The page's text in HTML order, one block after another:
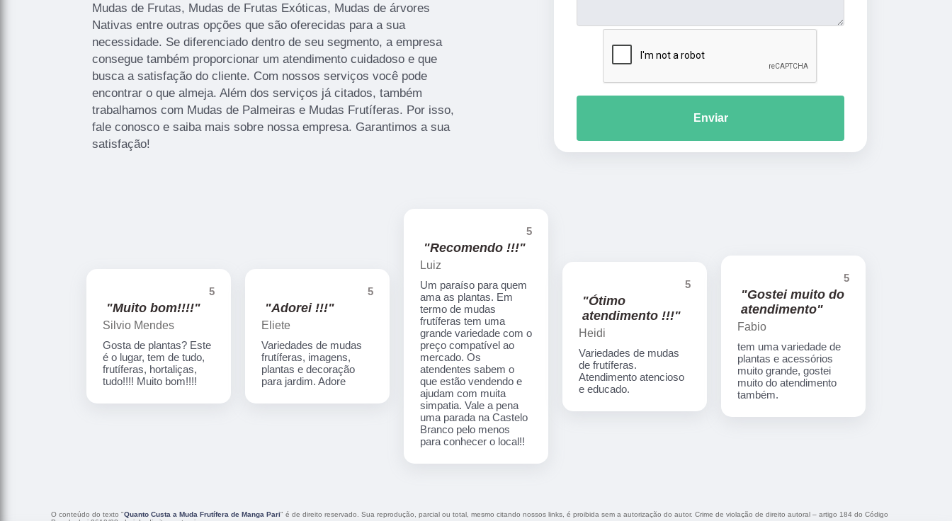
Mudas de Frutas, Mudas de Frutas Exóticas, Mudas de árvores
Nativas entre outras opções que são oferecidas para a sua
necessidade. Se diferenciado dentro de seu segmento, a empresa
consegue também proporcionar um atendimento cuidadoso e que
busca a satisfação do cliente. Com nossos serviços você pode
encontrar o que almeja. Além dos serviços já citados, também
trabalhamos com Mudas de Palmeiras e Mudas Frutíferas. Por isso,
fale conosco e saiba mais sobre nossa empresa. Garantimos a sua
satisfação!
Enviar
5
"Muito bom!!!!"
Silvio Mendes
Gosta de plantas? Este
é o lugar, tem de tudo,
frutíferas, hortaliças,
tudo!!!! Muito bom!!!!
5
"Adorei !!!"
Eliete
Variedades de mudas
frutíferas, imagens,
plantas e decoração
para jardim. Adore
5
"Recomendo !!!"
Luiz
Um paraíso para quem
ama as plantas. Em
termo de mudas
frutíferas tem uma
grande variedade com o
preço compatível ao
mercado. Os
atendentes sabem o
que estão vendendo e
ajudam com muita
simpatia. Vale a pena
uma parada na Castelo
Branco pelo menos
para conhecer o local!!
5
"Ótimo
atendimento !!!"
Heidi
Variedades de mudas
de frutíferas.
Atendimento atencioso
e educado.
5
"Gostei muito do
atendimento"
Fabio
tem uma variedade de
plantas e acessórios
muito grande, gostei
muito do atendimento
também.
O conteúdo do texto "Quanto Custa a Muda Frutífera de Manga Pari" é de direito reservado. Sua reprodução, parcial ou total, mesmo citando nossos links, é proibida sem a autorização do autor. Crime de violação de direito autoral – artigo 184 do Código